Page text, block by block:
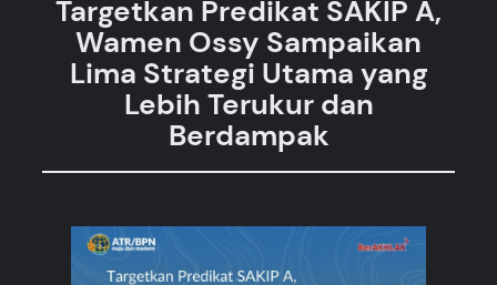
Targetkan Predikat SAKIP A,
Wamen Ossy Sampaikan
Lima Strategi Utama yang
Lebih Terukur dan
Berdampak